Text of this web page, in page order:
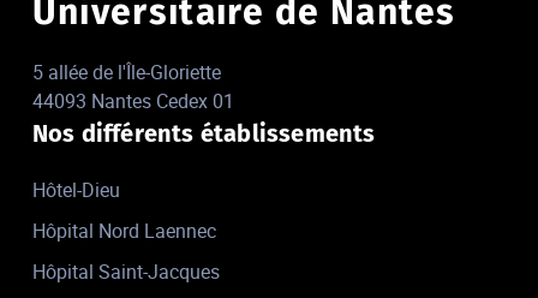
Universitaire de Nantes
5 allée de l'Île-Gloriette
44093 Nantes Cedex 01
Nos différents établissements
Hôtel-Dieu
Hôpital Nord Laennec
Hôpital Saint-Jacques